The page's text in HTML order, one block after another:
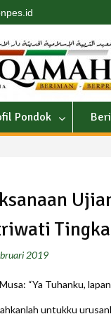
Pondok
2019
“Ya Tuhanku,
untukku